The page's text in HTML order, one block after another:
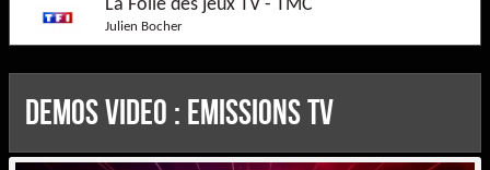
La Folie des jeux TV - TMC
Julien Bocher
DEMOS Video : Emissions TV